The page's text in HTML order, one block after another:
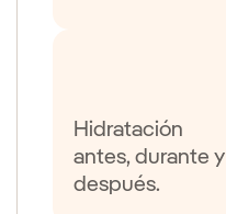
Hidratación
antes, durante y
después.